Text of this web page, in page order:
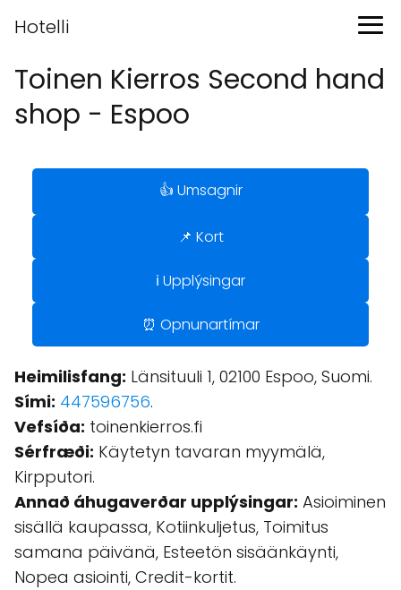
Hotelli
Toinen Kierros Second hand
shop - Espoo
👍 Umsagnir
📌 Kort
ℹ️ Upplýsingar
⏰ Opnunartímar
Heimilisfang: Länsituuli 1, 02100 Espoo, Suomi.
Sími: 447596756.
Vefsíða: toinenkierros.fi
Sérfræði: Käytetyn tavaran myymälä,
Kirpputori.
Annað áhugaverðar upplýsingar: Asioiminen
sisällä kaupassa, Kotiinkuljetus, Toimitus
samana päivänä, Esteetön sisäänkäynti,
Nopea asiointi, Credit-kortit.